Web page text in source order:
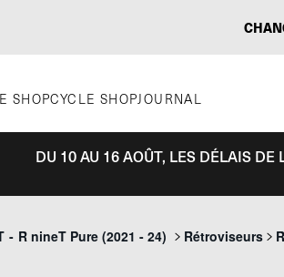
SHOPCYCLE SHOPJOURNAL
DU 10 AU 16 AOÛT, LES DÉLAIS DE
- R nineT Pure (2021 - 24) Rétroviseurs